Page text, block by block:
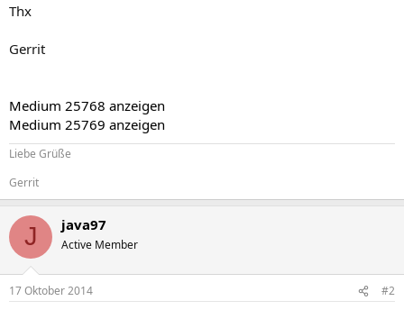
Thx
Gerrit
Medium 25768 anzeigen
Medium 25769 anzeigen
Liebe Grüße
Gerrit
J java97
Active Member
17 Oktober 2014 #2